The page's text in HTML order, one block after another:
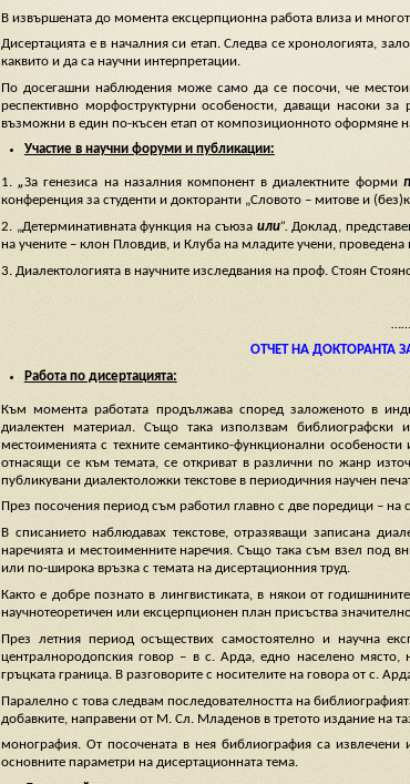
В извършената до момента ексцерпционна работа влиза и
Дисертацията е в началния си етап. Следва се хронологията,
каквито и да са научни интерпретации.
По досегашни наблюдения може само да се посочи, че
респективно морфоструктурни особености, даващи насоки
възможни в един по-късен етап от композиционното оформяне
Участие в научни форуми и публикации:
1. „За генезиса на назалния компонент в диалектните форми
конференция за студенти и докторанти „Словото – митове и
2. „Детерминативната функция на съюза или”.Доклад,
на учените – клон Пловдив, и Клуба на младите учени,
3. Диалектологията в научните изследвания на проф. Стоян
ОТЧЕТ НА ДОКТОРАНТА
Работа по дисертацията:
Към момента работата продължава според заложеното в
диалектен материал. Също така използвам библиографски
местоименията с техните семантико-функционални
отнасящи се към темата, се откриват в различни по жанр
публикувани диалектоложки текстове в периодичния научен
През посочения период съм работил главно с две поредици – на
В списанието наблюдавах текстове, отразяващи записана
наречията и местоименните наречия. Също така съм взел под
или по-широка връзка с темата на дисертационния труд.
Както е добре познато в лингвистиката, в някои от
научнотеоретичен или ексцерпционен план присъства
През летния период осъществих самостоятелно и научна
централнородопския говор – в с. Арда, едно населено
гръцката граница. В разговорите с носителите на говора от с.
Паралелно с това следвам последователността на
добавките, направени от М. Сл. Младенов в третото издание на
монография. От посочената в нея библиография са извлечени
основните параметри на дисертационната тема.